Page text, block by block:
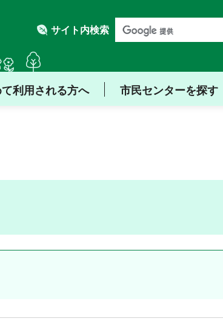
サイト内検索
利用される方へ 市民センターを探す